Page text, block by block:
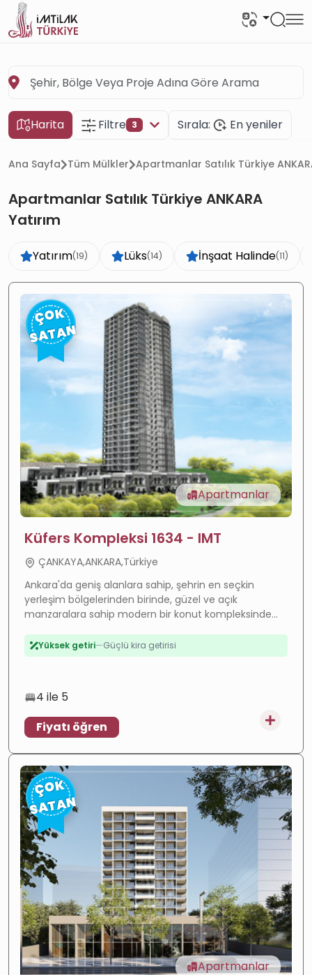
Harita Filtre 3 Sırala: En yeniler
Ana Sayfa Tüm Mülkler Apartmanlar Satılık Türkiye
Apartmanlar Satılık Türkiye ANKARA
Yatırım
Yatırım(19) Lüks(14) İnşaat Halinde(11)
ÇOK
SATAN
Apartmanlar
Küfers Kompleksi 1634 - IMT
ÇANKAYA,ANKARA,Türkiye
Ankara'da geniş alanlara sahip, şehrin en seçkin
yerleşim bölgelerinden birinde, güzel ve açık
manzaralara sahip modern bir konut kompleksinde
daireler ve villalar.
Değer artışı—Hızla gelişen bölge
Güçlü kira getirisi
Yatırım—Yüksek potansiyel
4 ile 5
Fiyatı öğren
ÇOK
SATAN
Apartmanlar